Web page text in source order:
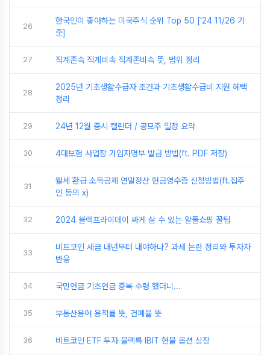
26
한국인이 좋아하는 미국주식 순위 Top 50 ['24 11/26 기
준]
27 직계존속 직계비속 직계존비속 뜻, 범위 정리
28
2025년 기초생활수급자 조건과 기초생활수급비 지원 혜택
정리
29 24년 12월 증시 캘린더 / 공모주 일정 요약
30 4대보험 사업장 가입자명부 발급 방법(ft. PDF 저장)
31
월세 환급 소득공제 연말정산 현금영수증 신청방법(ft.집주
인 동의 x)
32 2024 블랙프라이데이 싸게 살 수 있는 알뜰쇼핑 꿀팁
33
비트코인 세금 내년부터 내야하나? 과세 논란 정리와 투자자
반응
34 국민연금 기초연금 중복 수령 했더니...
35 부동산용어 용적률 뜻, 건폐율 뜻
36 비트코인 ETF 투자 블랙록 IBIT 현물 옵션 상장